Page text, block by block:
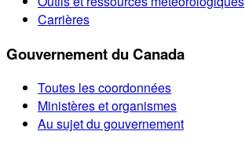
Carrières
Gouvernement du Canada
Toutes les coordonnées
Ministères et organismes
Au sujet du gouvernement